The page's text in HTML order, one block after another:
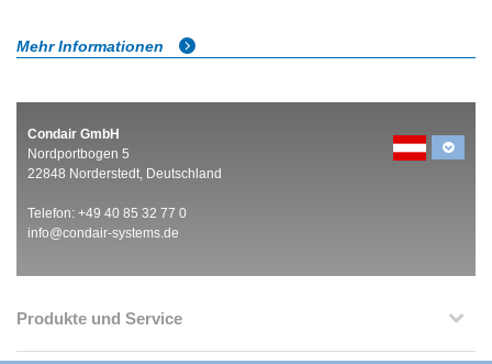
Mehr Informationen
Condair GmbH
Nordportbogen 5
22848 Norderstedt, Deutschland
Telefon: +49 40 85 32 77 0
info@condair-systems.de
Produkte und Service